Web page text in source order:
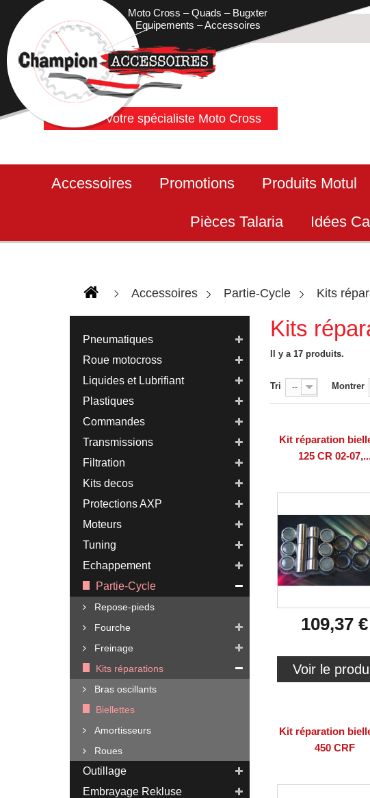
Moto Cross – Quads – Bugxter
Equipements – Accessoires
Votre spécialiste Moto Cross
Accessoires Promotions Produits Motul
Pièces Talaria Idées
Accessoires Partie-Cycle Kits
Kits
Il y a 17 produits.
Tri -- Montrer
Kit réparation
125 CR 02-
109,37 €
Voir le
Kit réparation
450 CRF
Pneumatiques
Roue motocross
Liquides et Lubrifiant
Plastiques
Commandes
Transmissions
Filtration
Kits decos
Protections AXP
Moteurs
Tuning
Echappement
Partie-Cycle
Repose-pieds
Fourche
Freinage
Kits réparations
Bras oscillants
Biellettes
Amortisseurs
Roues
Outillage
Embrayage Rekluse